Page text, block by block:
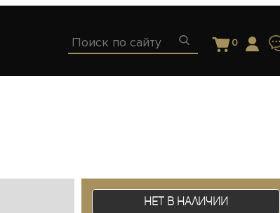
0
Нет в наличии